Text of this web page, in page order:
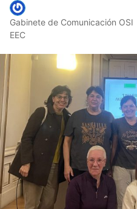
Gabinete de Comunicación OSI
EEC